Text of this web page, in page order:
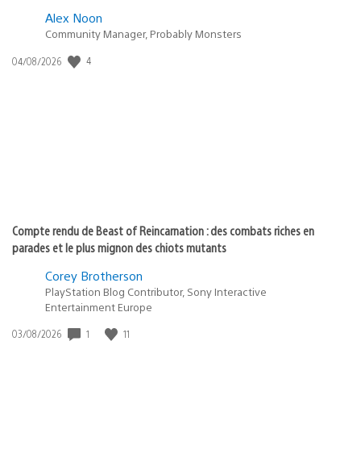
Alex Noon
Community Manager, Probably Monsters
Date
04/08/2026 4
Compte rendu de Beast of Reincarnation : des combats riches en
parades et le plus mignon des chiots mutants
Corey Brotherson
PlayStation Blog Contributor, Sony Interactive
Entertainment Europe
Date
03/08/2026 1 11